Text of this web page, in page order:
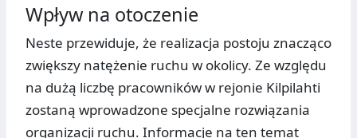
Wpływ na otoczenie
Neste przewiduje, że realizacja postoju znacząco
zwiększy natężenie ruchu w okolicy. Ze względu
na dużą liczbę pracowników w rejonie Kilpilahti
zostaną wprowadzone specjalne rozwiązania
organizacji ruchu. Informacje na ten temat